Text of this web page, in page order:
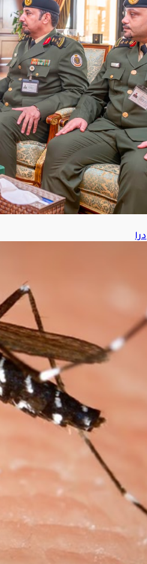
المن
طق
ة
أغ
س
ط
س
6,
202
درا
الح
قيق
غير
هم
س